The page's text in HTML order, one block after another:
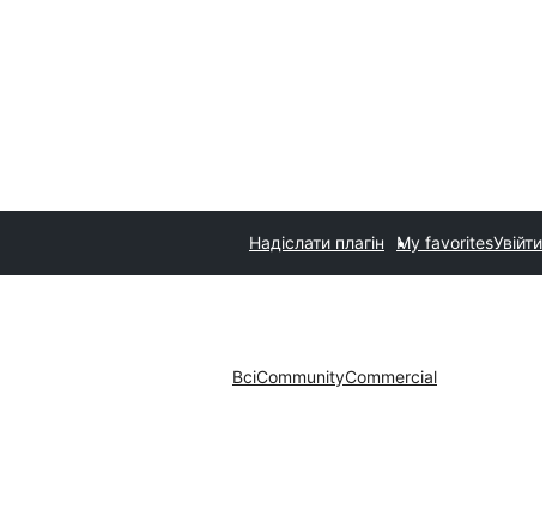
Надіслати плагін My favoritesУвійти
ВсіCommunityCommercial